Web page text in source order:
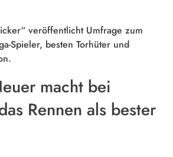
veröffentlicht Umfrage zum
Spieler, besten Torhüter und
macht bei
Rennen als bester